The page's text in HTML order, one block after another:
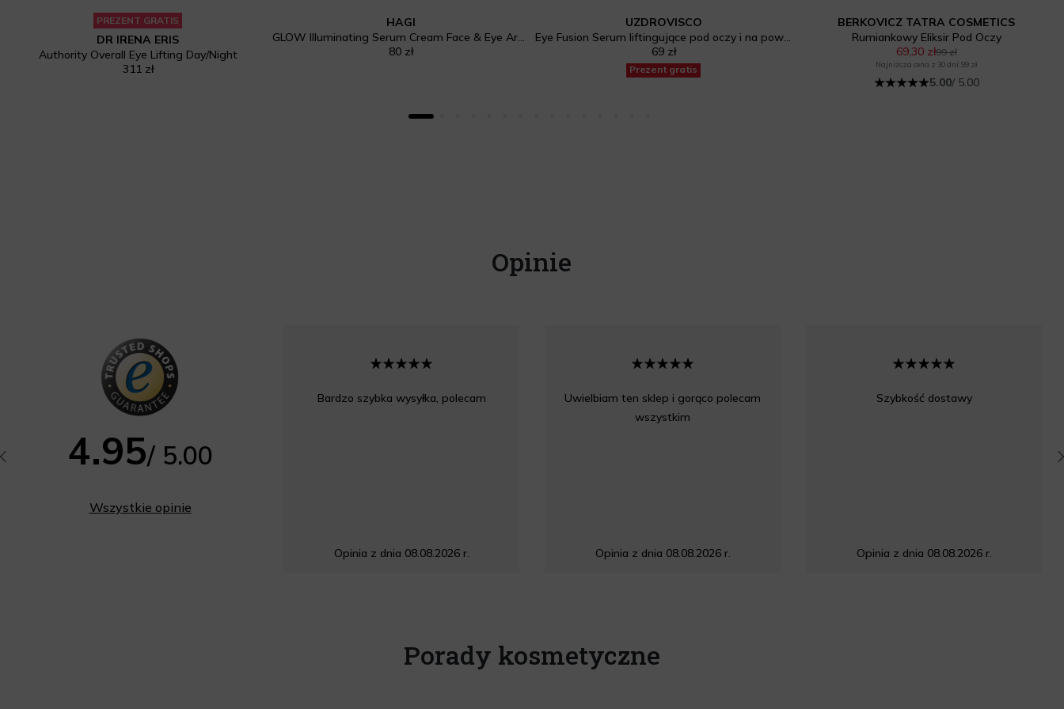
PREZENT GRATIS
DR IRENA ERIS
Authority Overall Eye Lifting Day/Night
311 zł
HAGI
GLOW Illuminating Serum Cream Face & Eye Area
80 zł
Prezent gratis
UZDROVISCO
Eye Fusion Serum liftingujące pod oczy i na powieki
69 zł
BERKOVICZ TATRA COSMETICS
Rumiankowy Eliksir Pod Oczy
69,30 zł99 zł
Najniższa cena z 30 dni: 99 zł
5.00/ 5.00
Opinie
4.95/ 5.00
Wszystkie opinie
Bardzo szybka wysyłka, polecam
Opinia z dnia 08.08.2026 r.
Uwielbiam ten sklep i gorąco polecam
wszystkim
Opinia z dnia 08.08.2026 r.
Szybkość dostawy
Opinia z dnia 08.08.2026 r.
Porady kosmetyczne